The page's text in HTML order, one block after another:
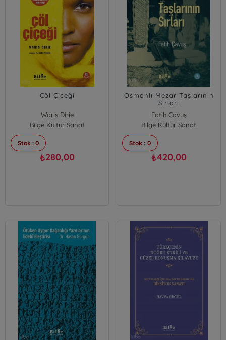
Çöl Çiçeği
Waris Dirie
Bilge Kültür Sanat
Stok : 0
₺280,00
Osmanlı Mezar Taşlarının
Sırları
Fatih Çavuş
Bilge Kültür Sanat
Stok : 0
₺420,00